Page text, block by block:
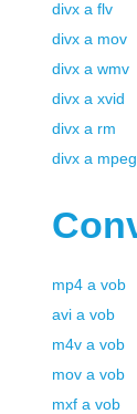
divx a flv
divx a mov
divx a wmv
divx a xvid
divx a rm
divx a mpeg
mp4 a vob
avi a vob
m4v a vob
mov a vob
mxf a vob